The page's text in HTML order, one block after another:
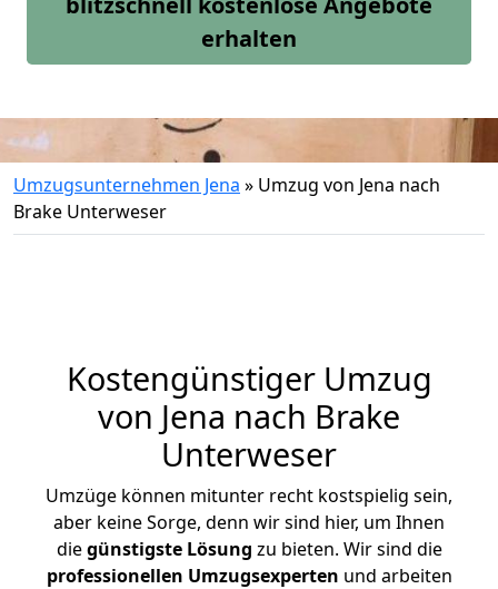
erhalten
Umzugsunternehmen Jena » Umzug von Jena nach
Brake Unterweser
Kostengünstiger Umzug
von Jena nach Brake
Unterweser
Umzüge können mitunter recht kostspielig sein,
aber keine Sorge, denn wir sind hier, um Ihnen
diegünstigste Lösung zu bieten. Wir sind die
professionellen Umzugsexperten und arbeiten